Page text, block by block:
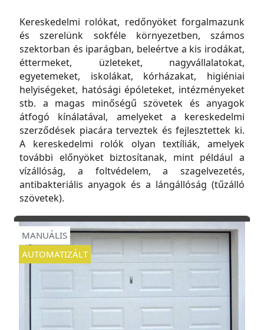
Kereskedelmi rolókat, redőnyöket forgalmazunk
és szerelünk sokféle környezetben, számos
szektorban és iparágban, beleértve a kis irodákat,
éttermeket, üzleteket, nagyvállalatokat,
egyetemeket, iskolákat, kórházakat, higiéniai
helyiségeket, hatósági épóleteket, intézményeket
stb. a magas minőségű szövetek és anyagok
átfogó kínálatával, amelyeket a kereskedelmi
szerződések piacára terveztek és fejlesztettek ki.
A kereskedelmi rolók olyan textíliák, amelyek
további előnyöket biztosítanak, mint például a
vízállóság, a foltvédelem, a szagelvezetés,
antibakteriális anyagok és a lángállóság (tűzálló
szövetek).
MANUÁLIS
AUTOMATIZÁLT